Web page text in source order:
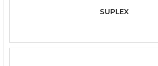
SUPLEX